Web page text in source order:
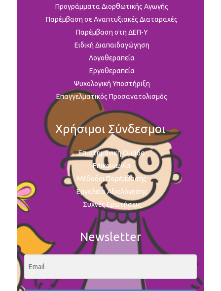
Προγράμματα Διορθωτικής Αγωγής
Παρέμβαση σε Αναπτυξιακές Διαταραχές
Παρέμβαση στη ΔΕΠ-Υ
Ειδική Διαπαιδαγώγηση
Λογοθεραπεία
Εργοθεραπεία
Ψυχολογική Υποστήριξη
Επαγγελματικός Προσανατολισμός
Χρήσιμοι Σύνδεσμοι
Επιστημονική Ομάδα
Επικοινωνία
Μέθοδοι Παρέμβασης
Εργαλεία Αξιολόγησης
Συχνές Ερωτήσεις
Newsletter